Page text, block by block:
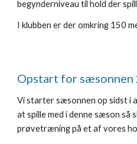
begynderniveau til hold der
I klubben er der omkring 150
Opstart for sæsonnen
Vi starter sæsonnen op sidst i
at spille med i denne sæson så
prøvetræning på et af vores